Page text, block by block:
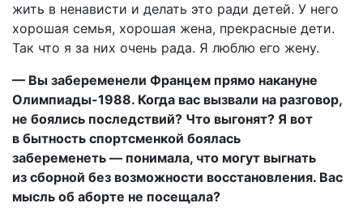
жить в ненависти и делать это ради детей. У него
хорошая семья, хорошая жена, прекрасные дети.
Так что я за них очень рада. Я люблю его жену.
— Вы забеременели Францем прямо накануне
Олимпиады-1988. Когда вас вызвали на разговор,
не боялись последствий? Что выгонят? Я вот
в бытность спортсменкой боялась
забеременеть — понимала, что могут выгнать
из сборной без возможности восстановления. Вас
мысль об аборте не посещала?